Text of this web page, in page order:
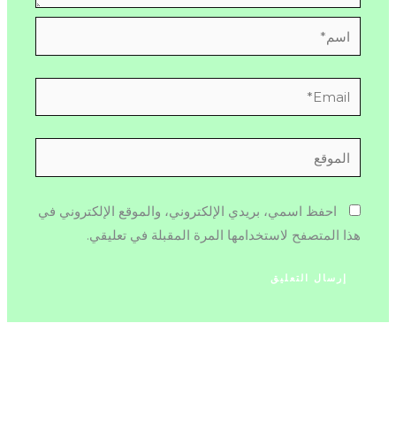
اسم*
Email*
الموقع
احفظ اسمي، بريدي الإلكتروني، والموقع الإلكتروني في
هذا المتصفح لاستخدامها المرة المقبلة في تعليقي.